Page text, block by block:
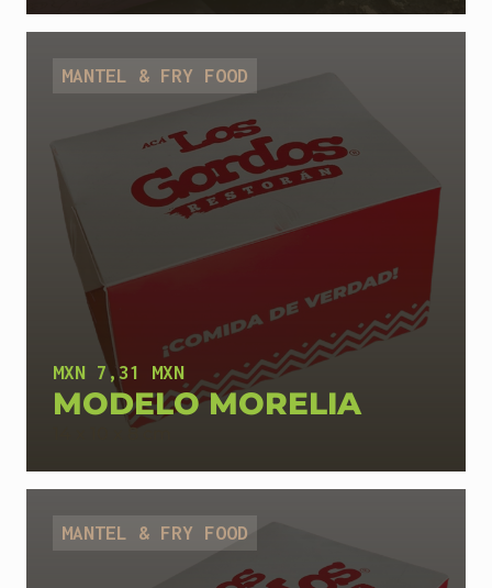
MANTEL & FRY FOOD
MXN 7,31 MXN
MODELO MORELIA
14 x 10 x 8 cm
MANTEL & FRY FOOD